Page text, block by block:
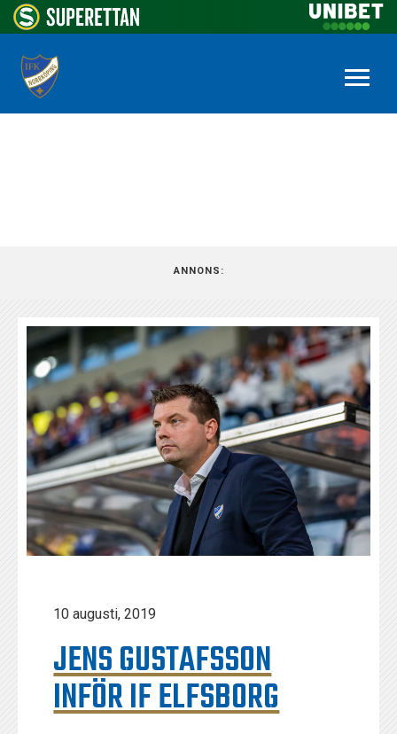
ANNONS:
10 augusti, 2019
JENS GUSTAFSSON
INFÖR IF ELFSBORG